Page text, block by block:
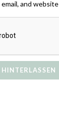
email, and